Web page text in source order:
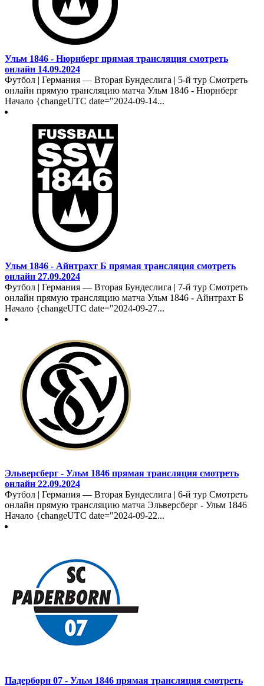
Ульм 1846 - Нюрнберг прямая трансляция смотреть
онлайн 14.09.2024
Футбол | Германия — Вторая Бундеслига | 5-й тур Смотреть
онлайн прямую трансляцию матча Ульм 1846 - Нюрнберг
Начало {changeUTC date="2024-09-14...
Ульм 1846 - Айнтрахт Б прямая трансляция смотреть
онлайн 27.09.2024
Футбол | Германия — Вторая Бундеслига | 7-й тур Смотреть
онлайн прямую трансляцию матча Ульм 1846 - Айнтрахт Б
Начало {changeUTC date="2024-09-27...
Эльверсберг - Ульм 1846 прямая трансляция смотреть
онлайн 22.09.2024
Футбол | Германия — Вторая Бундеслига | 6-й тур Смотреть
онлайн прямую трансляцию матча Эльверсберг - Ульм 1846
Начало {changeUTC date="2024-09-22...
Падерборн 07 - Ульм 1846 прямая трансляция смотреть